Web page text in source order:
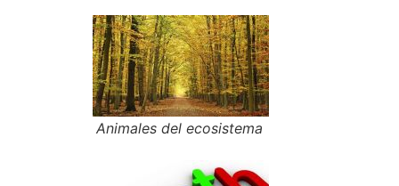
Animales del ecosistema